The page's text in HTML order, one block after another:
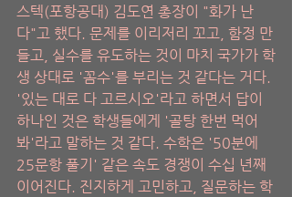
스텍(포항공대) 김도연 총장이 "화가 난
다"고 했다. 문제를 이리저리 꼬고, 함정 만
들고, 실수를 유도하는 것이 마치 국가가 학
생 상대로 '꼼수'를 부리는 것 같다는 거다.
'있는 대로 다 고르시오'라고 하면서 답이
하나인 것은 학생들에게 '골탕 한번 먹어
봐'라고 말하는 것 같다. 수학은 '50분에
25문항 풀기' 같은 속도 경쟁이 수십 년째
이어진다. 진지하게 고민하고, 질문하는 학